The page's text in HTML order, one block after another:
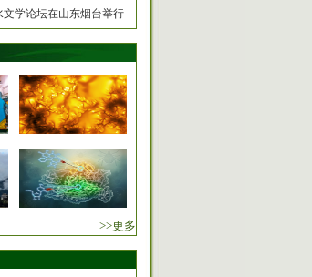
学论坛在山东烟台举行
>>更多